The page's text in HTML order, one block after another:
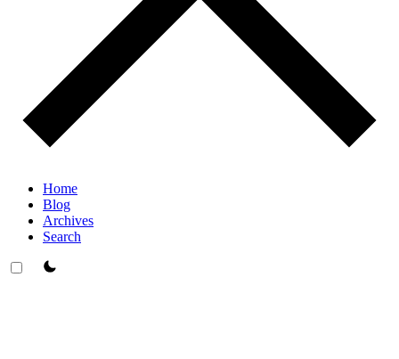
Home
Blog
Archives
Search
theme switcher